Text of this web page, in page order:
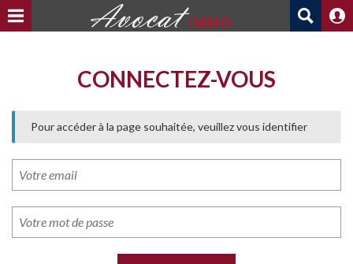
CONNECTEZ-VOUS
Pour accéder à la page souhaitée, veuillez vous identifier